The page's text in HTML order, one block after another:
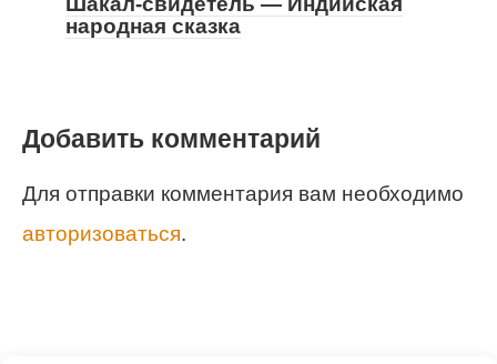
народная сказка
Добавить комментарий
Для отправки комментария вам необходимо
авторизоваться.